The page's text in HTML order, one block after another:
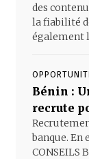
des
la fiabilité
également
Bénin :
recrute
banque. En
CONSEILS